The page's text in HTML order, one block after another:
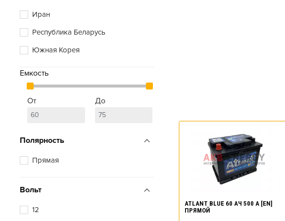
Иран
Республика Беларусь
Южная Корея
Емкость
От До
Полярность
Прямая
Вольт
12
ATLANT BLUE 60 АЧ 500 А [EN]
ПРЯМОЙ